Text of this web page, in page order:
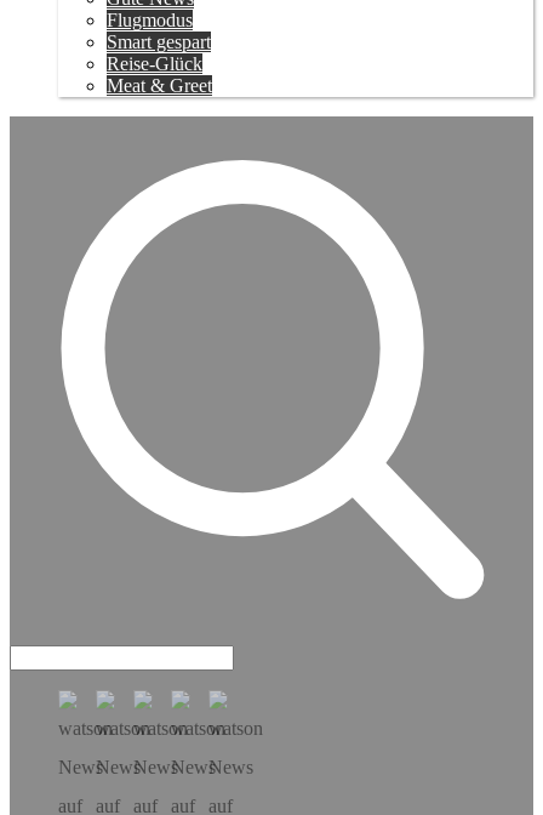
Flugmodus
Smart gespart
Reise-Glück
Meat & Greet